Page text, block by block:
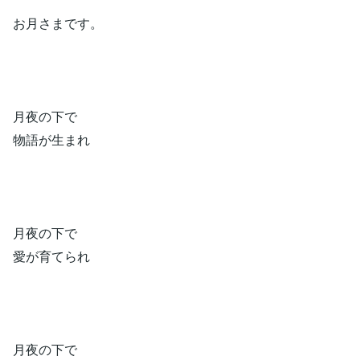
お月さまです。
月夜の下で
物語が生まれ
月夜の下で
愛が育てられ
月夜の下で